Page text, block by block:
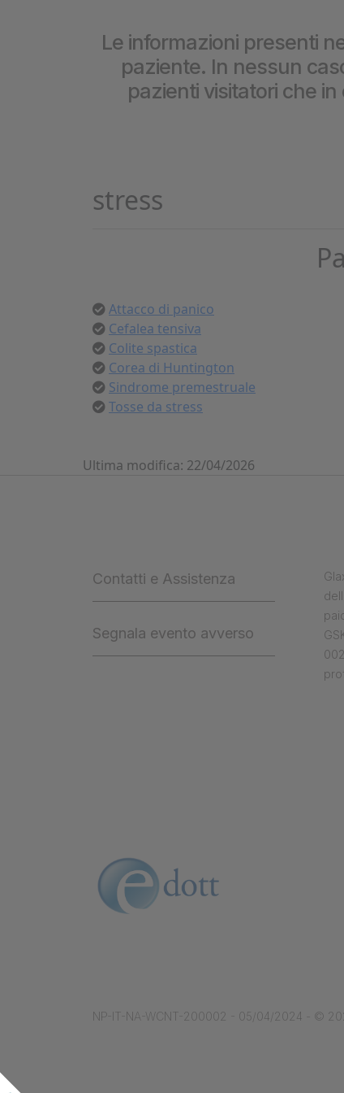
Le informazioni presenti
paziente. In nessun
pazienti visitatori che
stress
Attacco di panico
Cefalea tensiva
Colite spastica
Corea di Huntington
Sindrome premestruale
Tosse da stress
Ultima modifica: 22/04/2026
Contatti e Assistenza
Segnala evento avverso
NP-IT-NA-WCNT-200002 - 05/04/2024 - ©
Cookie pubblicitari